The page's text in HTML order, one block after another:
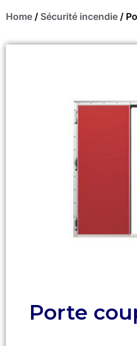
Home / Sécurité incendie /
Porte